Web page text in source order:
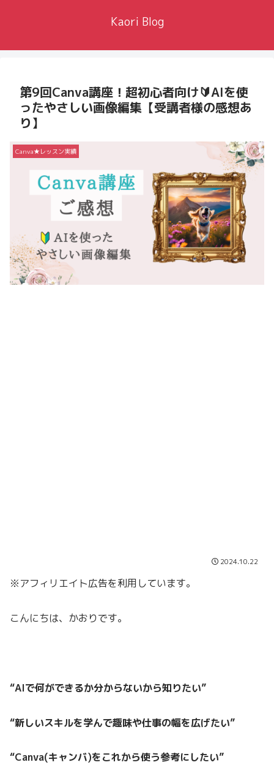
Kaori Blog
第9回Canva講座！超初心者向け🔰AIを使
ったやさしい画像編集【受講者様の感想あ
り】
Canva★レッスン実績
2024.10.22
※アフィリエイト広告を利用しています。
こんにちは、かおりです。
“AIで何ができるか分からないから知りたい”
“新しいスキルを学んで趣味や仕事の幅を広げたい”
“Canva(キャンバ)をこれから使う参考にしたい”